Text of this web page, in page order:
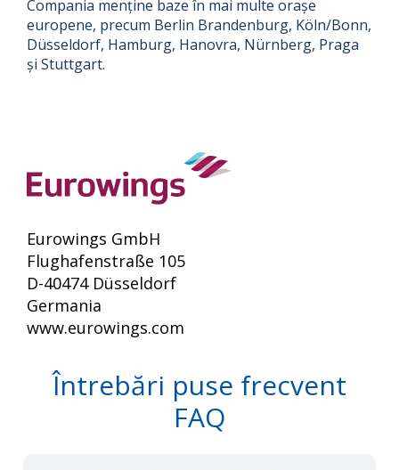
Compania menține baze în mai multe orașe
europene, precum Berlin Brandenburg, Köln/Bonn,
Düsseldorf, Hamburg, Hanovra, Nürnberg, Praga
și Stuttgart.
Eurowings GmbH
Flughafenstraße 105
D-40474 Düsseldorf
Germania
www.eurowings.com
Întrebări puse frecvent
FAQ